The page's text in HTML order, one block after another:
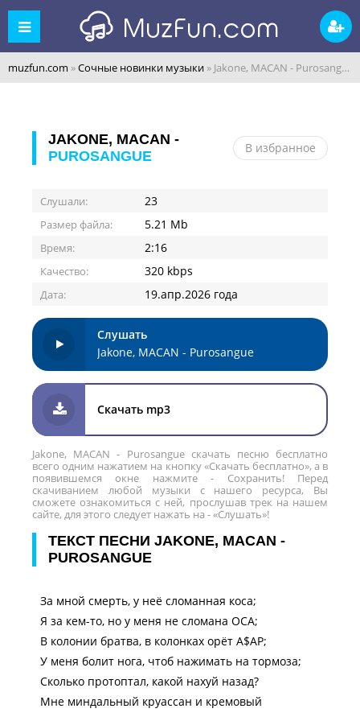
muzfun.com »Сочные новинки музыки » Jakone, MACAN - Purosangue
JAKONE, MACAN -
PUROSANGUE
В избранное
Слушали: 23
Размер файла: 5.21 Mb
Время: 2:16
Качество: 320 kbps
Дата: 19.апр.2026 года
Слушать
Jakone, MACAN - Purosangue
Скачать mp3
Jakone, MACAN - Purosangue скачать песню бесплатно
всего одним нажатием на кнопку «Скачать бесплатно», а в
появившемся окне нажмите - Сохранить! Перед
скачиванием любой музыки с нашего ресурса, Вы
сможете ознакомиться с ней, прослушав трек на нашем
сайте, для этого следует нажать на - «Слушать»!
ТЕКСТ ПЕСНИ JAKONE, MACAN -
PUROSANGUE
За мной смерть, у неё сломанная коса;
Я за кем-то, но у меня не сломана ОСА;
В колонии братва, в колонках орёт A$AP;
У меня болит нога, чтоб нажимать на тормоза;
Сколько протоптал, какой нахуй назад?
Мне миндальный круассан и кремовый